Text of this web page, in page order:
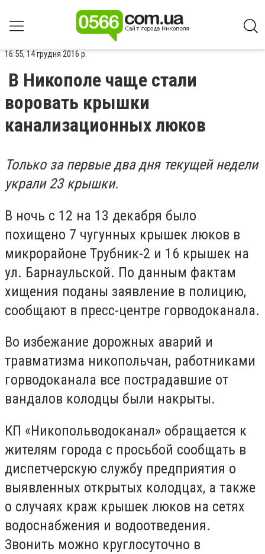
16:55, 14 грудня 2016 р.
В Никополе чаще стали
воровать крышки
канализационных люков
Только за первые два дня текущей недели
украли 23 крышки.
В ночь с 12 на 13 декабря было
похищено 7 чугунных крышек люков в
микрорайоне Трубник-2 и 16 крышек на
ул. Барнаульской. По данным фактам
хищения поданы заявление в полицию,
сообщают в пресс-центре горводоканала.
Во избежание дорожных аварий и
травматизма никопольчан, работниками
горводоканала все пострадавшие от
вандалов колодцы были накрыты.
КП «Никопольводоканал» обращается к
жителям города с просьбой сообщать в
диспетчерскую службу предприятия о
выявленных открытых колодцах, а также
о случаях краж крышек люков на сетях
водоснабжения и водоотведения.
Звонить можно круглосуточно в